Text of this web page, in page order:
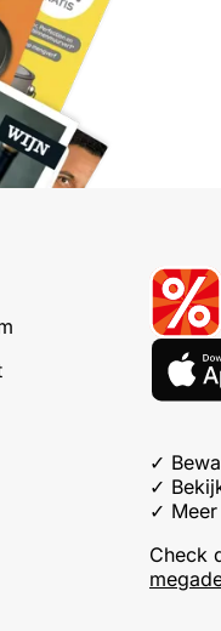
✓
✓
✓
Check